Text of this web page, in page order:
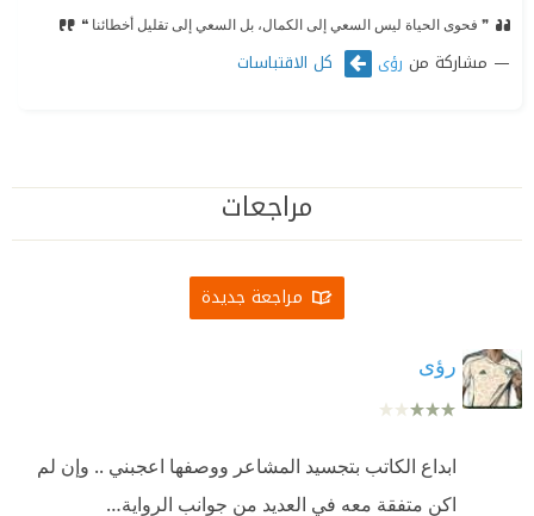
❞ فحوى الحياة ليس السعي إلى الكمال، بل السعي إلى تقليل أخطائنا ❝
مشاركة من رؤى كل الاقتباسات
مراجعات
مراجعة جديدة
رؤى
ابداع الكاتب بتجسيد المشاعر ووصفها اعجبني .. وإن لم
اكن متفقة معه في العديد من جوانب الرواية…